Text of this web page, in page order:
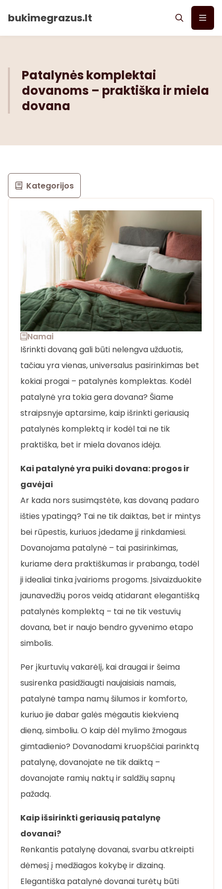
bukimegrazus.lt
Patalynės komplektai
dovanoms – praktiška ir miela
dovana
Namai
Išrinkti dovaną gali būti nelengva užduotis,
tačiau yra vienas, universalus pasirinkimas bet
kokiai progai – patalynės komplektas. Kodėl
patalynė yra tokia gera dovana? Šiame
straipsnyje aptarsime, kaip išrinkti geriausią
patalynės komplektą ir kodėl tai ne tik
praktiška, bet ir miela dovanos idėja.
Kai patalynė yra puiki dovana: progos ir
gavėjai
Ar kada nors susimąstėte, kas dovaną padaro
išties ypatingą? Tai ne tik daiktas, bet ir mintys
bei rūpestis, kuriuos įdedame jį rinkdamiesi.
Dovanojama patalynė – tai pasirinkimas,
kuriame dera praktiškumas ir prabanga, todėl
ji idealiai tinka įvairioms progoms. Įsivaizduokite
jaunavedžių poros veidą atidarant elegantišką
patalynės komplektą – tai ne tik vestuvių
dovana, bet ir naujo bendro gyvenimo etapo
simbolis.
Per įkurtuvių vakarėlį, kai draugai ir šeima
susirenka pasidžiaugti naujaisiais namais,
patalynė tampa namų šilumos ir komforto,
kuriuo jie dabar galės mėgautis kiekvieną
dieną, simboliu. O kaip dėl mylimo žmogaus
gimtadienio? Dovanodami kruopščiai parinktą
patalynę, dovanojate ne tik daiktą –
dovanojate ramių naktų ir saldžių sapnų
pažadą.
Kaip išsirinkti geriausią patalynę
dovanai?
Renkantis patalynę dovanai, svarbu atkreipti
dėmesį į medžiagos kokybę ir dizainą.
Elegantiška patalynė dovanai turėtų būti
Kategorijos